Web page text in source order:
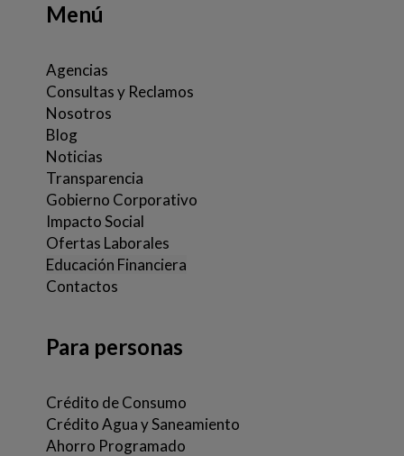
Menú
Agencias
Consultas y Reclamos
Nosotros
Blog
Noticias
Transparencia
Gobierno Corporativo
Impacto Social
Ofertas Laborales
Educación Financiera
Contactos
Para personas
Crédito de Consumo
Crédito Agua y Saneamiento
Ahorro Programado